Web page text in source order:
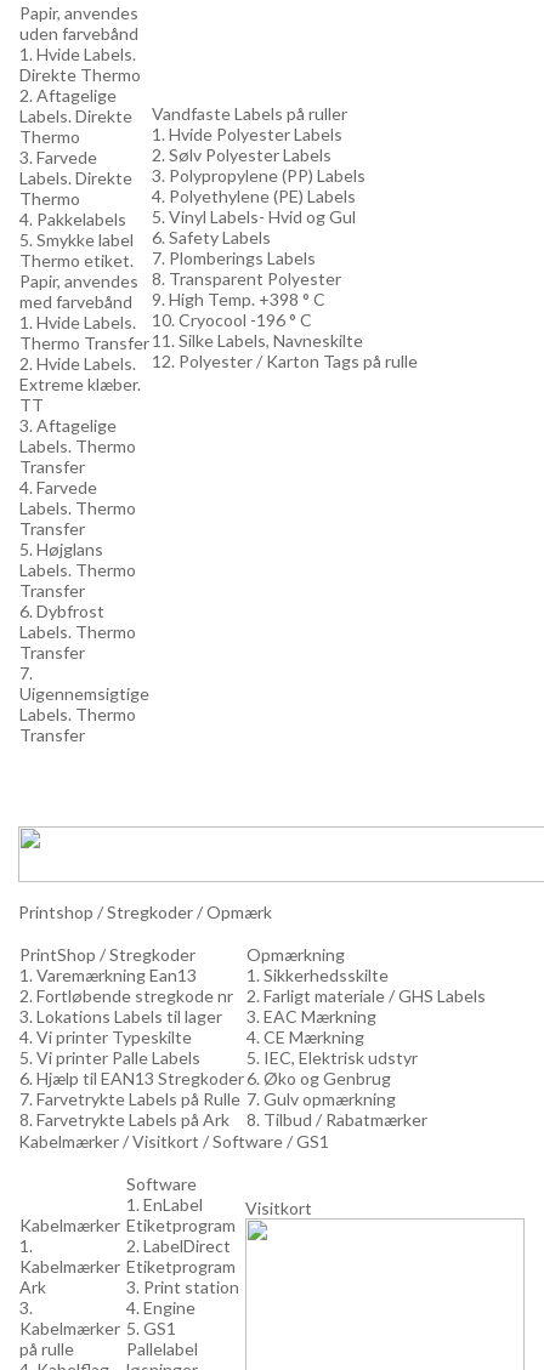
Papir, anvendes
uden farvebånd
1. Hvide Labels.
Direkte Thermo
2. Aftagelige
Labels. Direkte
Thermo
3. Farvede
Labels. Direkte
Thermo
4. Pakkelabels
5. Smykke label
Thermo etiket.
Papir, anvendes
med farvebånd
1. Hvide Labels.
Thermo Transfer
2. Hvide Labels.
Extreme klæber.
TT
3. Aftagelige
Labels. Thermo
Transfer
4. Farvede
Labels. Thermo
Transfer
5. Højglans
Labels. Thermo
Transfer
6. Dybfrost
Labels. Thermo
Transfer
7.
Uigennemsigtige
Labels. Thermo
Transfer
Vandfaste Labels på ruller
1. Hvide Polyester Labels
2. Sølv Polyester Labels
3. Polypropylene (PP) Labels
4. Polyethylene (PE) Labels
5. Vinyl Labels- Hvid og Gul
6. Safety Labels
7. Plomberings Labels
8. Transparent Polyester
9. High Temp. +398 ° C
10. Cryocool -196 ° C
11. Silke Labels, Navneskilte
12. Polyester / Karton Tags på rulle
Printshop / Stregkoder / Opmærk
PrintShop / Stregkoder
1. Varemærkning Ean13
2. Fortløbende stregkode nr
3. Lokations Labels til lager
4. Vi printer Typeskilte
5. Vi printer Palle Labels
6. Hjælp til EAN13 Stregkoder
7. Farvetrykte Labels på Rulle
8. Farvetrykte Labels på Ark
Opmærkning
1. Sikkerhedsskilte
2. Farligt materiale / GHS Labels
3. EAC Mærkning
4. CE Mærkning
5. IEC, Elektrisk udstyr
6. Øko og Genbrug
7. Gulv opmærkning
8. Tilbud / Rabatmærker
Kabelmærker / Visitkort / Software / GS1
Kabelmærker
1.
Kabelmærker
Ark
3.
Kabelmærker
på rulle
Software
1. EnLabel
Etiketprogram
2. LabelDirect
Etiketprogram
3. Print station
4. Engine
5. GS1
Pallelabel
Visitkort